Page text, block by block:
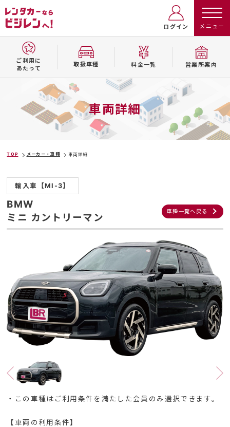
ログイン
ご利用に
あたって
取扱⾞種 料⾦⼀覧 営業所案内
車両詳細
TOP メーカー・車種 車両詳細
輸入車【MI-3】
BMW
ミニ カントリーマン
車種一覧へ戻る
・この車種はご利用条件を満たした会員のみ選択できます。
【車両の利用条件】